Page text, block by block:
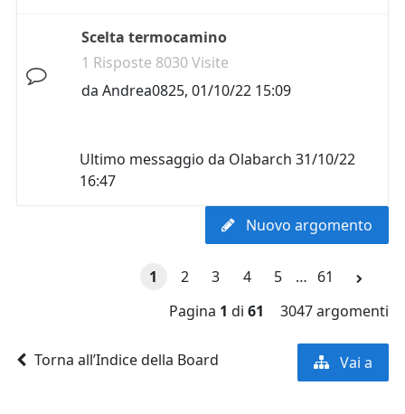
Scelta termocamino
1 Risposte 8030 Visite
da Andrea0825, 01/10/22 15:09
Ultimo messaggio da Olabarch 31/10/22
16:47
Nuovo argomento
1 2 3 4 5 … 61
Pagina 1 di 61 3047 argomenti
Torna all’Indice della Board Vai a